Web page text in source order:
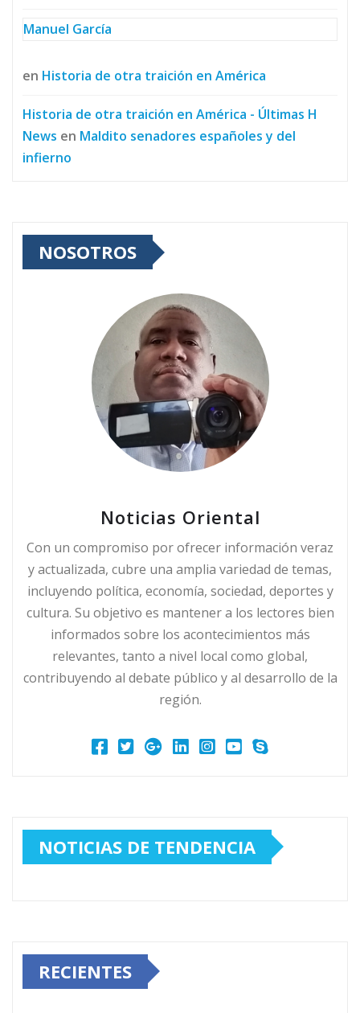
Manuel García
en Historia de otra traición en América
Historia de otra traición en América - Últimas H
News en Maldito senadores españoles y del
infierno
NOSOTROS
Noticias Oriental
Con un compromiso por ofrecer información veraz
y actualizada, cubre una amplia variedad de temas,
incluyendo política, economía, sociedad, deportes y
cultura. Su objetivo es mantener a los lectores bien
informados sobre los acontecimientos más
relevantes, tanto a nivel local como global,
contribuyendo al debate público y al desarrollo de la
región.
NOTICIAS DE TENDENCIA
RECIENTES